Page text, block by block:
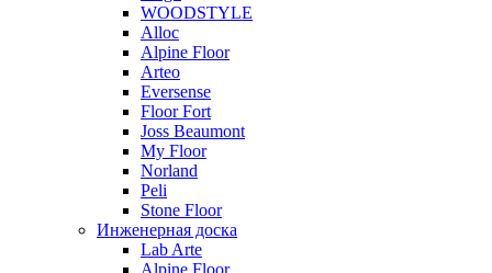
WOODSTYLE
Alloc
Alpine Floor
Arteo
Eversense
Floor Fort
Joss Beaumont
My Floor
Norland
Peli
Stone Floor
Инженерная доска
Lab Arte
Alpine Floor